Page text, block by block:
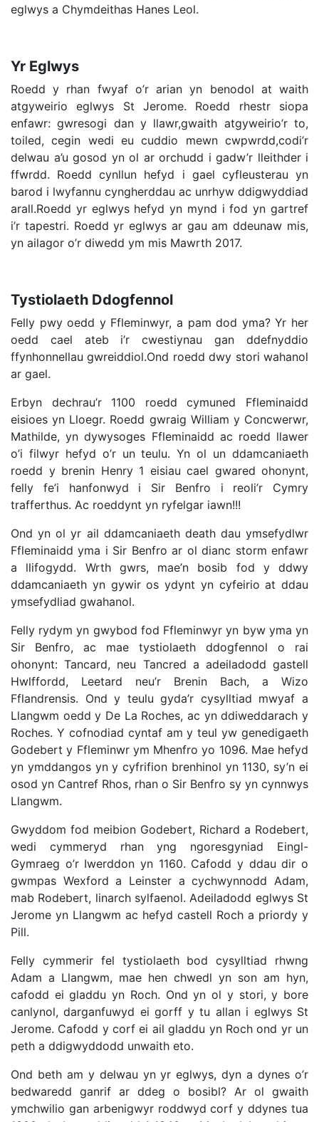
eglwys a Chymdeithas Hanes Leol.
Yr Eglwys
Roedd y rhan fwyaf o’r arian yn benodol at waith
atgyweirio eglwys St Jerome. Roedd rhestr siopa
enfawr: gwresogi dan y llawr,gwaith atgyweirio’r to,
toiled, cegin wedi eu cuddio mewn cwpwrdd,codi’r
delwau a’u gosod yn ol ar orchudd i gadw’r lleithder i
ffwrdd. Roedd cynllun hefyd i gael cyfleusterau yn
barod i lwyfannu cyngherddau ac unrhyw ddigwyddiad
arall.Roedd yr eglwys hefyd yn mynd i fod yn gartref
i’r tapestri. Roedd yr eglwys ar gau am ddeunaw mis,
yn ailagor o’r diwedd ym mis Mawrth 2017.
Tystiolaeth Ddogfennol
Felly pwy oedd y Ffleminwyr, a pam dod yma? Yr her
oedd cael ateb i’r cwestiynau gan ddefnyddio
ffynhonnellau gwreiddiol.Ond roedd dwy stori wahanol
ar gael.
Erbyn dechrau’r 1100 roedd cymuned Ffleminaidd
eisioes yn Lloegr. Roedd gwraig William y Concwerwr,
Mathilde, yn dywysoges Ffleminaidd ac roedd llawer
o’i filwyr hefyd o’r un teulu. Yn ol un ddamcaniaeth
roedd y brenin Henry 1 eisiau cael gwared ohonynt,
felly fe’i hanfonwyd i Sir Benfro i reoli’r Cymry
trafferthus. Ac roeddynt yn ryfelgar iawn!!!
Ond yn ol yr ail ddamcaniaeth death dau ymsefydlwr
Ffleminaidd yma i Sir Benfro ar ol dianc storm enfawr
a llifogydd. Wrth gwrs, mae’n bosib fod y ddwy
ddamcaniaeth yn gywir os ydynt yn cyfeirio at ddau
ymsefydliad gwahanol.
Felly rydym yn gwybod fod Ffleminwyr yn byw yma yn
Sir Benfro, ac mae tystiolaeth ddogfennol o rai
ohonynt: Tancard, neu Tancred a adeiladodd gastell
Hwlffordd, Leetard neu’r Brenin Bach, a Wizo
Fflandrensis. Ond y teulu gyda’r cysylltiad mwyaf a
Llangwm oedd y De La Roches, ac yn ddiweddarach y
Roches. Y cofnodiad cyntaf am y teul yw genedigaeth
Godebert y Ffleminwr ym Mhenfro yo 1096. Mae hefyd
yn ymddangos yn y cyfrifion brenhinol yn 1130, sy’n ei
osod yn Cantref Rhos, rhan o Sir Benfro sy yn cynnwys
Llangwm.
Gwyddom fod meibion Godebert, Richard a Rodebert,
wedi cymmeryd rhan yng ngoresgyniad Eingl-
Gymraeg o’r Iwerddon yn 1160. Cafodd y ddau dir o
gwmpas Wexford a Leinster a cychwynnodd Adam,
mab Rodebert, linarch sylfaenol. Adeiladodd eglwys St
Jerome yn Llangwm ac hefyd castell Roch a priordy y
Pill.
Felly cymmerir fel tystiolaeth bod cysylltiad rhwng
Adam a Llangwm, mae hen chwedl yn son am hyn,
cafodd ei gladdu yn Roch. Ond yn ol y stori, y bore
canlynol, darganfuwyd ei gorff y tu allan i eglwys St
Jerome. Cafodd y corf ei ail gladdu yn Roch ond yr un
peth a ddigwyddodd unwaith eto.
Ond beth am y delwau yn yr eglwys, dyn a dynes o’r
bedwaredd ganrif ar ddeg o bosibl? Ar ol gwaith
ymchwilio gan arbenigwyr roddwyd corf y ddynes tua